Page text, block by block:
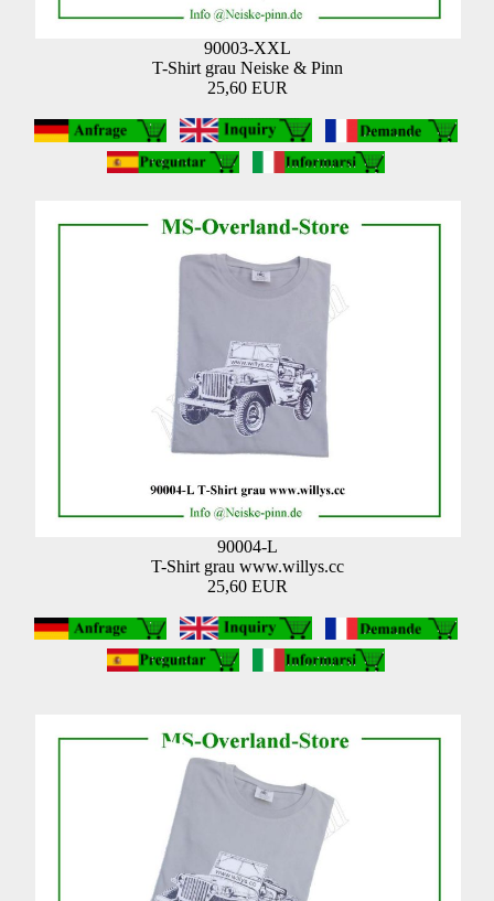
90003-XXL
T-Shirt grau Neiske & Pinn
25,60 EUR
90004-L
T-Shirt grau www.willys.cc
25,60 EUR